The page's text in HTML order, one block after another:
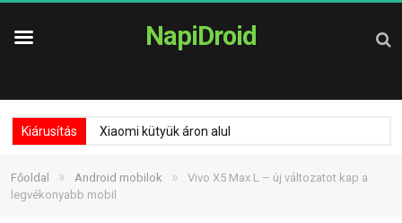
NapiDroid
Kiárusítás Xiaomi kütyük áron alul
Főoldal » Android mobilok »
Vivo X5 Max L – új változatot kap a
legvékonyabb mobil